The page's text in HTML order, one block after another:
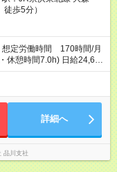
歩5分）
想定労働時間 170時間/月
休憩時間7.0h) 日給24,688
あ
◎08:00～翌08:00 (実働
詳細へ
品川支社